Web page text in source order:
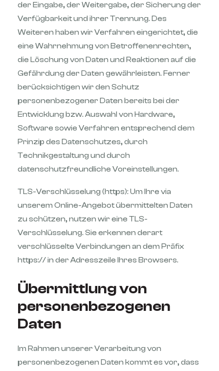
der Eingabe, der Weitergabe, der Sicherung der
Verfügbarkeit und ihrer Trennung. Des
Weiteren haben wir Verfahren eingerichtet, die
eine Wahrnehmung von Betroffenenrechten,
die Löschung von Daten und Reaktionen auf die
Gefährdung der Daten gewährleisten. Ferner
berücksichtigen wir den Schutz
personenbezogener Daten bereits bei der
Entwicklung bzw. Auswahl von Hardware,
Software sowie Verfahren entsprechend dem
Prinzip des Datenschutzes, durch
Technikgestaltung und durch
datenschutzfreundliche Voreinstellungen.
TLS-Verschlüsselung (https): Um Ihre via
unserem Online-Angebot übermittelten Daten
zu schützen, nutzen wir eine TLS-
Verschlüsselung. Sie erkennen derart
verschlüsselte Verbindungen an dem Präfix
https:// in der Adresszeile Ihres Browsers.
Übermittlung von
personenbezogenen
Daten
Im Rahmen unserer Verarbeitung von
personenbezogenen Daten kommt es vor, dass